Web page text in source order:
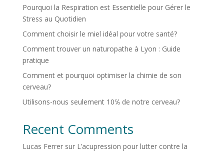
Pourquoi la Respiration est Essentielle pour Gérer le
Stress au Quotidien
Comment choisir le miel idéal pour votre santé?
Comment trouver un naturopathe à Lyon : Guide
pratique
Comment et pourquoi optimiser la chimie de son
cerveau?
Utilisons-nous seulement 10℅ de notre cerveau?
Recent Comments
Lucas Ferrersur L’acupression pour lutter contre la